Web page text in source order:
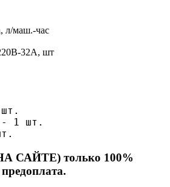
л/маш.-час
32А, шт
- 1 шт.
САЙТЕ) только 100%
предоплата.